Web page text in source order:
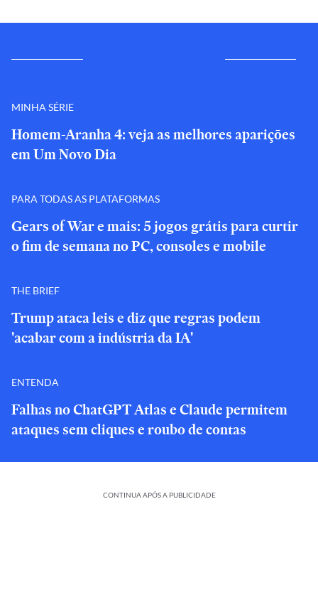
MINHA SÉRIE
Homem-Aranha 4: veja as melhores aparições
em Um Novo Dia
PARA TODAS AS PLATAFORMAS
Gears of War e mais: 5 jogos grátis para curtir
o fim de semana no PC, consoles e mobile
THE BRIEF
Trump ataca leis e diz que regras podem
'acabar com a indústria da IA'
ENTENDA
Falhas no ChatGPT Atlas e Claude permitem
ataques sem cliques e roubo de contas
CONTINUA APÓS A PUBLICIDADE